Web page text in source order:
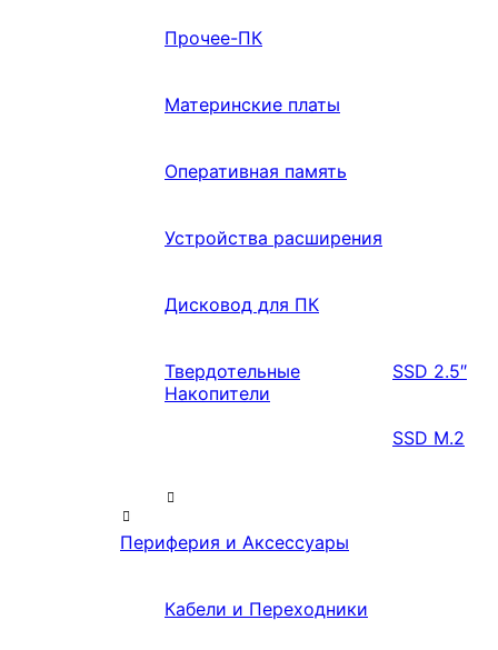
Прочее-ПК
Материнские платы
Оперативная память
Устройства расширения
Дисковод для ПК
Твердотельные
Накопители
SSD 2.5″
SSD M.2
Периферия и Аксессуары
Кабели и Переходники